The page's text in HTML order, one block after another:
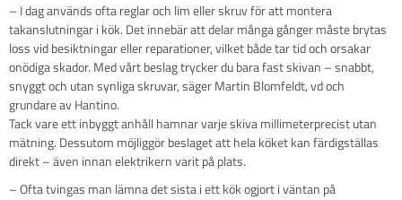
– I dag används ofta reglar och lim eller skruv för att montera
takanslutningar i kök. Det innebär att delar många gånger måste brytas
loss vid besiktningar eller reparationer, vilket både tar tid och orsakar
onödiga skador. Med vårt beslag trycker du bara fast skivan – snabbt,
snyggt och utan synliga skruvar, säger Martin Blomfeldt, vd och
grundare av Hantino.
Tack vare ett inbyggt anhåll hamnar varje skiva millimeterprecist utan
mätning. Dessutom möjliggör beslaget att hela köket kan färdigställas
direkt – även innan elektrikern varit på plats.
– Ofta tvingas man lämna det sista i ett kök ogjort i väntan på